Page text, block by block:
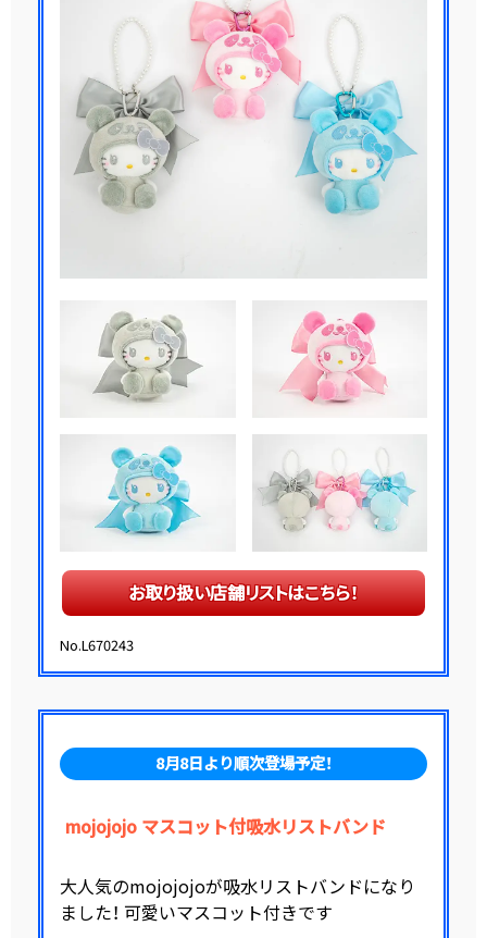
お取り扱い店舗リストはこちら！
No.L670243
8月8日より順次登場予定！
mojojojo マスコット付吸水リストバンド
大人気のmojojojoが吸水リストバンドになり
ました！ 可愛いマスコット付きです